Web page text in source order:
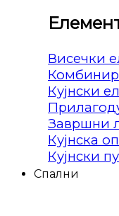
Висечки
Кујнски
Завршни
Кујнска
Кујнски
Спални